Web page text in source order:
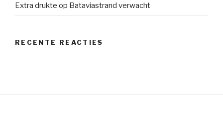
Extra drukte op Bataviastrand verwacht
RECENTE REACTIES